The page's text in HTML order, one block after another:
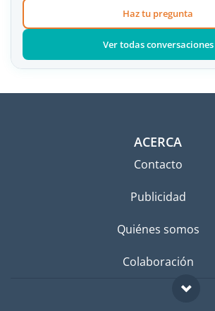
Haz tu pregunta
Ver todas conversaciones
ACERCA
Contacto
Publicidad
Quiénes somos
Colaboración